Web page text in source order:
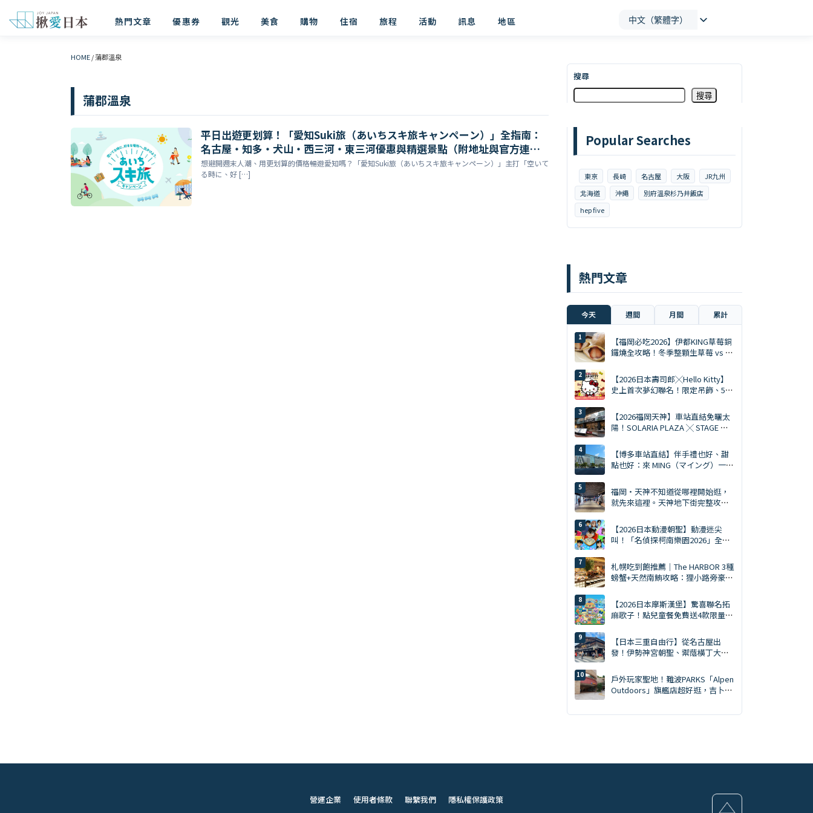
熱門文章 優惠券 觀光 美食 購物 住宿 旅程 活動 訊息 地區 中文（繁體字）
HOME/蒲郡溫泉
蒲郡溫泉
平日出遊更划算！「愛知Suki旅（あいちスキ旅キャンペーン）」全指南：
名古屋・知多・犬山・西三河・東三河優惠與精選景點（附地址與官方連
結）
想避開週末人潮、用更划算的價格暢遊愛知嗎？「愛知Suki旅（あいちスキ旅キャンペーン）」主打「空いて
る時に、好 […]
搜尋
搜尋
Popular Searches
東京 長崎 名古屋 大阪
JR九州
北海道
沖繩
別府溫泉杉乃井飯店
hep five
熱門文章
今天 週間 月間 累計
【福岡必吃2026】伊都KING草莓銅
鑼燒全攻略！冬季整顆生草莓 vs 夏
【2026日本壽司郎╳Hello Kitty】
史上首次夢幻聯名！限定吊飾、5%
【2026福岡天神】車站直結免曬太
陽！SOLARIA PLAZA ╳ STAGE 必
【博多車站直結】伴手禮也好、甜
點也好：來 MING（マイング）一次
（2026年版）
福岡・天神不知道從哪裡開始逛，
就先來這裡。天神地下街完整攻略
【2026日本動漫朝聖】動漫迷尖
叫！「名偵探柯南樂園2026」全日
色拍照會、交通預約懶人包
札幌吃到飽推薦｜The HARBOR 3種
螃蟹+天然南鮪攻略：狸小路旁豪華
【2026日本摩斯漢堡】驚喜聯名拓
麻歌子！點兒童餐免費送4款限量電
【日本三重自由行】從名古屋出
發！伊勢神宮朝聖、禦蔭橫丁大啖
戶外玩家聖地！難波PARKS「Alpen
Outdoors」旗艦店超好逛，吉卜
營運企業 使用者條款 聯繫我們 隱私權保護政策